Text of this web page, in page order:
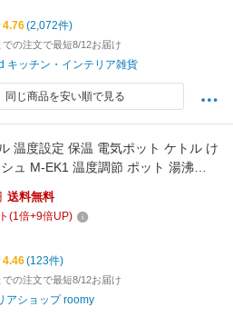
料
4.76(2,072件)
での注文で最短8/12お届け
キッチン・インテリア雑貨
同じ商品を安い順で見る
温度設定 保温 電気ポット ケトル け
ュ M-EK1 温度調節 ポット 湯沸か
沸かし器 授乳 湯沸し 白湯 お白湯
おしゃれ シンプル かわいい 木目調
タンク やかん ミニポット 一人暮ら
ト［ mosh！ケトル ］
送料無料
(1倍+9倍UP)
4.46(123件)
での注文で最短8/12お届け
アショップ roomy